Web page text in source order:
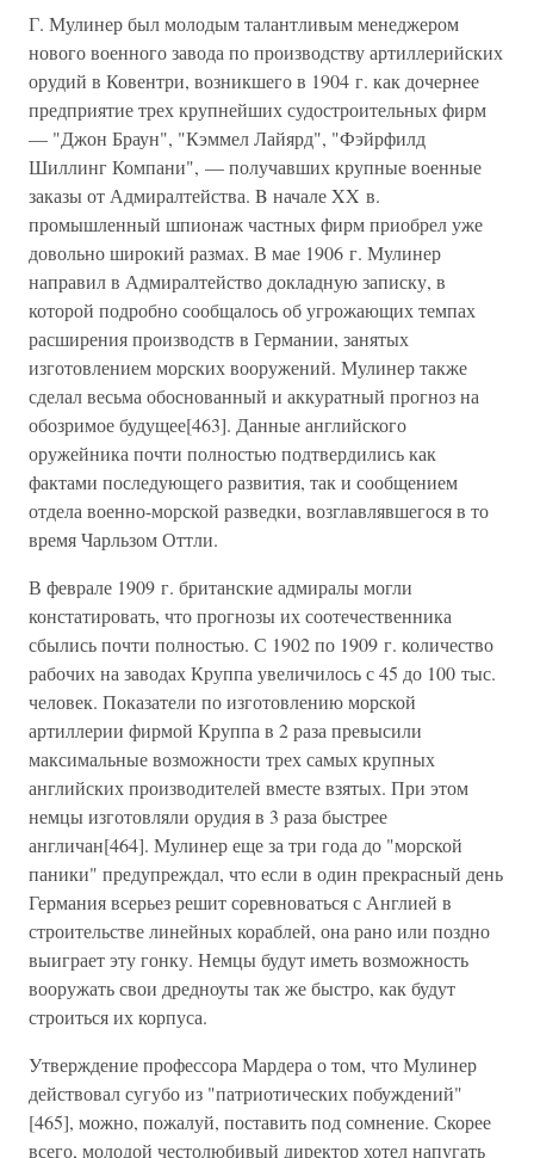
Г. Мулинер был молодым талантливым менеджером
нового военного завода по производству артиллерийских
орудий в Ковентри, возникшего в 1904 г. как дочернее
предприятие трех крупнейших судостроительных фирм
— "Джон Браун", "Кэммел Лайярд", "Фэйрфилд
Шиллинг Компани", — получавших крупные военные
заказы от Адмиралтейства. B начале XX в.
промышленный шпионаж частных фирм приобрел уже
довольно широкий размах. В мае 1906 г. Мулинер
направил в Адмиралтейство докладную записку, в
которой подробно сообщалось об угрожающих темпах
расширения производств в Германии, занятых
изготовлением морских вооружений. Мулинер также
сделал весьма обоснованный и аккуратный прогноз на
обозримое будущее[463]. Данные английского
оружейника почти полностью подтвердились как
фактами последующего развития, так и сообщением
отдела военно-морской разведки, возглавлявшегося в то
время Чарльзом Оттли.
В феврале 1909 г. британские адмиралы могли
констатировать, что прогнозы их соотечественника
сбылись почти полностью. С 1902 по 1909 г. количество
рабочих на заводах Круппа увеличилось с 45 до 100 тыс.
человек. Показатели по изготовлению морской
артиллерии фирмой Круппа в 2 раза превысили
максимальные возможности трех самых крупных
английских производителей вместе взятых. При этом
немцы изготовляли орудия в 3 раза быстрее
англичан[464]. Мулинер еще за три года до "морской
паники" предупреждал, что если в один прекрасный день
Германия всерьез решит соревноваться с Англией в
строительстве линейных кораблей, она рано или поздно
выиграет эту гонку. Немцы будут иметь возможность
вооружать свои дредноуты так же быстро, как будут
строиться их корпуса.
Утверждение профессора Мардера о том, что Мулинер
действовал сугубо из "патриотических побуждений"
[465], можно, пожалуй, поставить под сомнение. Скорее
всего, молодой честолюбивый директор хотел напугать